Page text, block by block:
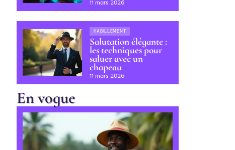
11 mars 2026
HABILLEMENT
Salutation élégante :
les techniques pour
saluer avec un
chapeau
11 mars 2026
En vogue